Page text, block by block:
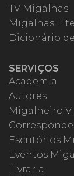
TV Migalhas
Migalhas
Dicionário
SERVIÇOS
Academia
Autores
Migalheiro
Escritórios
Eventos
Livraria